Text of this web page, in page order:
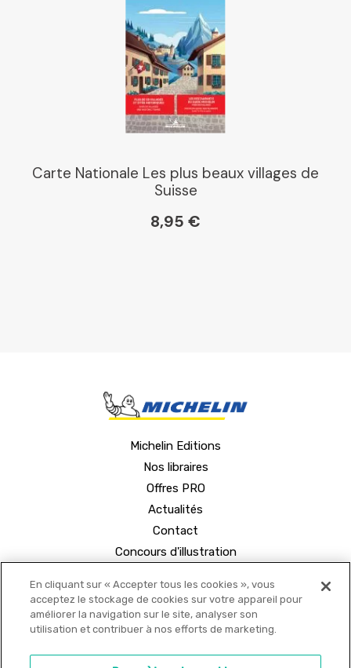
Carte Nationale Les plus beaux villages de
Suisse
8,95 €
Michelin Editions
Nos libraires
Offres PRO
Actualités
Contact
Concours d'illustration
En cliquant sur « Accepter tous les cookies », vous
acceptez le stockage de cookies sur votre appareil pour
améliorer la navigation sur le site, analyser son
utilisation et contribuer à nos efforts de marketing.